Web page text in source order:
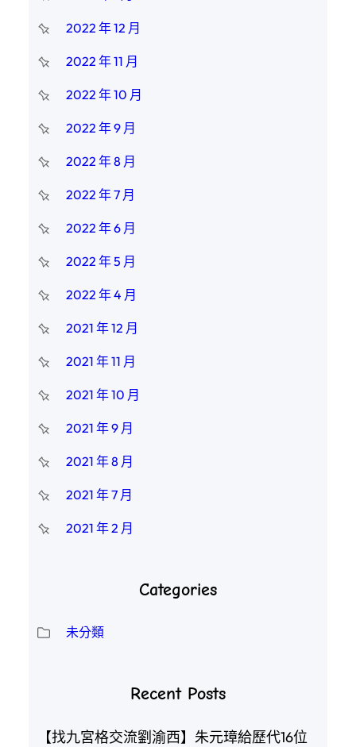
2022 年 12 月
2022 年 11 月
2022 年 10 月
2022 年 9 月
2022 年 8 月
2022 年 7 月
2022 年 6 月
2022 年 5 月
2022 年 4 月
2021 年 12 月
2021 年 11 月
2021 年 10 月
2021 年 9 月
2021 年 8 月
2021 年 7 月
2021 年 2 月
Categories
未分類
Recent Posts
【找九宮格交流劉渝西】朱元璋給歷代16位